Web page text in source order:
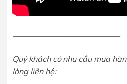
—————————————–
Quý khách có nhu cầu mua
lòng liên hệ: